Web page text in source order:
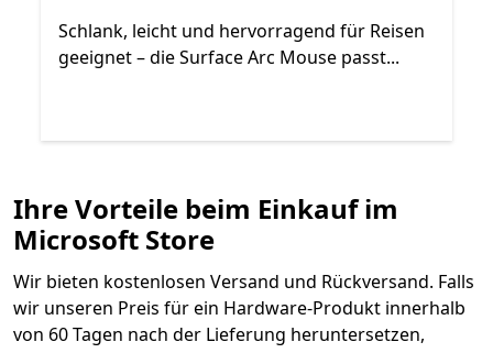
Schlank, leicht und hervorragend für Reisen
geeignet – die Surface Arc Mouse passt...
Zurück zu den Steuerelementen „Weiter“ und „Zurück“
Ende Weitere Produkte kaufen
Ihre Vorteile beim Einkauf im
Microsoft Store
Wir bieten kostenlosen Versand und Rückversand. Falls
wir unseren Preis für ein Hardware-Produkt innerhalb
von 60 Tagen nach der Lieferung heruntersetzen,